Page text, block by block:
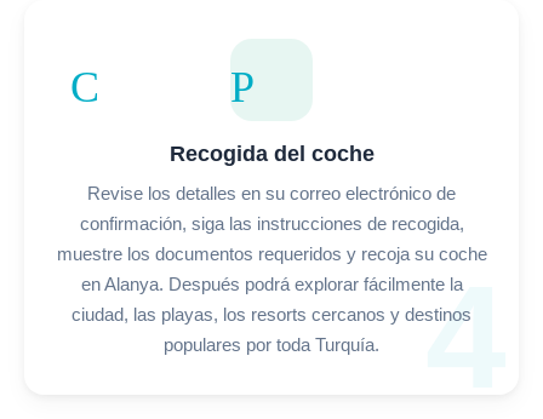
4
Car Pickup
Recogida del coche
Revise los detalles en su correo electrónico de
confirmación, siga las instrucciones de recogida,
muestre los documentos requeridos y recoja su coche
en Alanya. Después podrá explorar fácilmente la
ciudad, las playas, los resorts cercanos y destinos
populares por toda Turquía.